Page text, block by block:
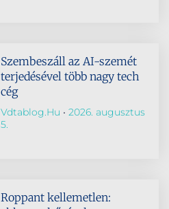
Szembeszáll az AI-szemét
terjedésével több nagy tech
cég
Vdtablog.hu
2026. augusztus
5.
Roppant kellemetlen: